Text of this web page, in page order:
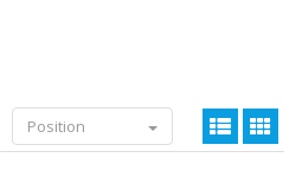
Position